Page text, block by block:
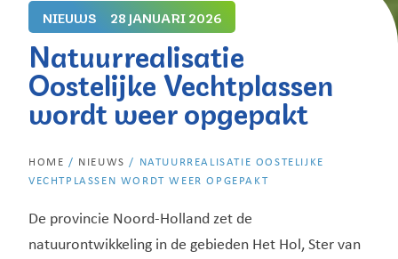
NIEUWS 28 JANUARI 2026
Natuurrealisatie
Oostelijke Vechtplassen
wordt weer opgepakt
HOME / NIEUWS /
NATUURREALISATIE OOSTELIJKE
VECHTPLASSEN WORDT WEER OPGEPAKT
De provincie Noord-Holland zet de
natuurontwikkeling in de gebieden Het Hol, Ster van